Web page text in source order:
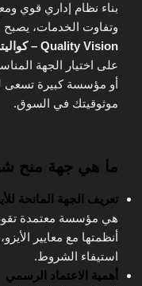
بناء نظام إداري قوي
وتفاوت الخدمات، يصبح
Quality Vision – كواليتي فيجن
على اختيار الجهة
أو مؤسسة كبيرة
موثوقيتك في السوق.
ما هي جهة منح
تعريف الجهة المانحة
هي مؤسسة معتمدة
أنظمتها مع معايير
استيفاء الشروط.
أهمية الاعتماد الرسمي